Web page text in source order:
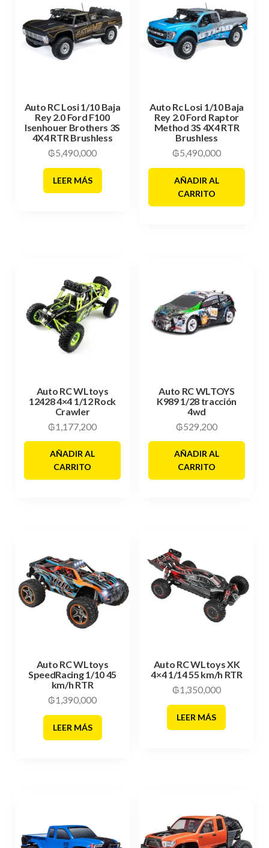
Auto RC Losi 1/10 Baja
Rey 2.0 Ford F100
Isenhouer Brothers 3S
4X4 RTR Brushless
₲5,490,000
LEER MÁS
Auto Rc Losi 1/10 Baja
Rey 2.0 Ford Raptor
Method 3S 4X4 RTR
Brushless
₲5,490,000
AÑADIR AL
CARRITO
Auto RC WLtoys
12428 4×4 1/12 Rock
Crawler
₲1,177,200
AÑADIR AL
CARRITO
Auto RC WLTOYS
K989 1/28 tracción
4wd
₲529,200
AÑADIR AL
CARRITO
Auto RC WLtoys
SpeedRacing 1/10 45
km/h RTR
₲1,390,000
LEER MÁS
Auto RC WLtoys XK
4×4 1/14 55 km/h RTR
₲1,350,000
LEER MÁS